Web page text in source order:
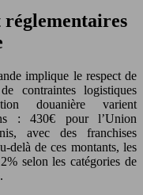
réglementaires
implique le respect de
contraintes logistiques
douanière varient
: 430€ pour l’Union
avec des franchises
delà de ces montants, les
selon les catégories de